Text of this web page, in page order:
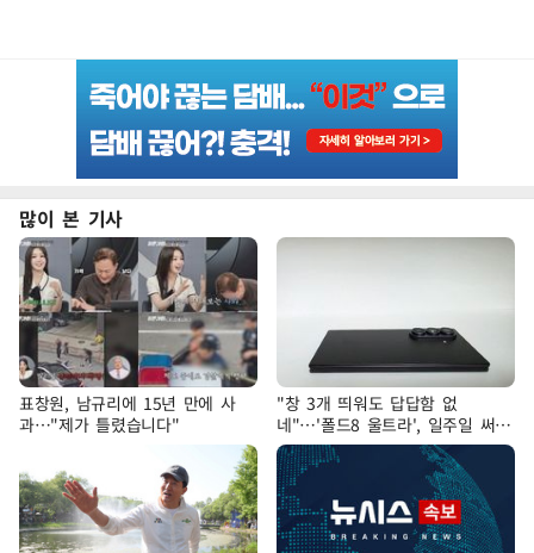
많이 본 기사
표창원, 남규리에 15년 만에 사
과…"제가 틀렸습니다"
"창 3개 띄워도 답답함 없
네"…'폴드8 울트라', 일주일 써보
니